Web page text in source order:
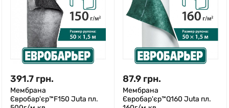
391.7 грн.
Мембрана
Євробар'єр™F150 Juta пл.
87.9 грн.
Мембрана
Євробар'єр™Q160 Juta пл.